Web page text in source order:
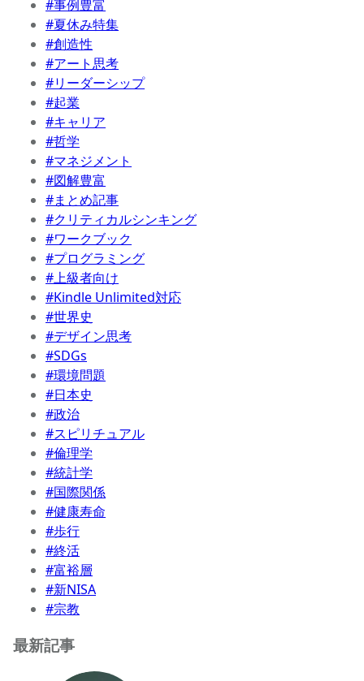
#事例豊富
#夏休み特集
#創造性
#アート思考
#リーダーシップ
#起業
#キャリア
#哲学
#マネジメント
#図解豊富
#まとめ記事
#クリティカルシンキング
#ワークブック
#プログラミング
#上級者向け
#Kindle Unlimited対応
#世界史
#デザイン思考
#SDGs
#環境問題
#日本史
#政治
#スピリチュアル
#倫理学
#統計学
#国際関係
#健康寿命
#歩行
#終活
#富裕層
#新NISA
#宗教
最新記事